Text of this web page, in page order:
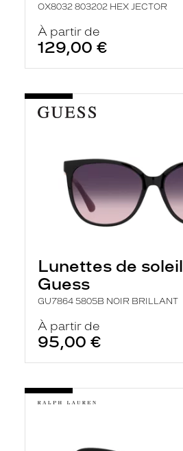
OX8032 803202 HEX JECTOR
À partir de
129,00 €
Lunettes de soleil
Guess
GU7864 5805B NOIR BRILLANT
À partir de
95,00 €